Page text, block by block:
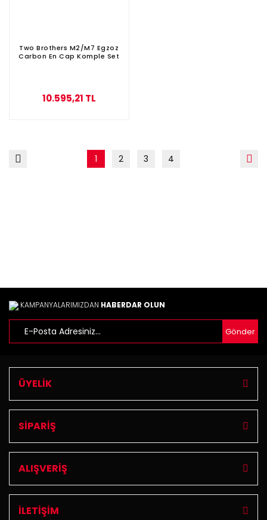
Two Brothers M2/M7 Egzoz
Carbon En Cap Komple Set
10.595,21 TL
1 2 3 4
KAMPANYALARIMIZDAN HABERDAR OLUN
Gönder
ÜYELİK
SİPARİŞ
ALIŞVERİŞ
İLETİŞİM